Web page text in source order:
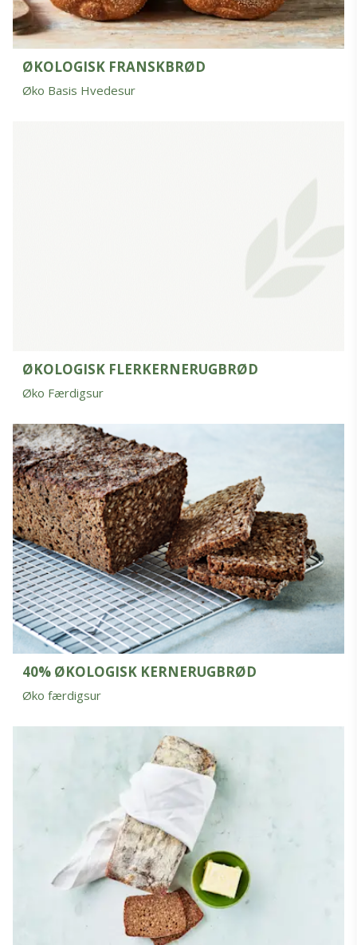
ØKOLOGISK FRANSKBRØD
Øko Basis Hvedesur
ØKOLOGISK FLERKERNERUGBRØD
Øko Færdigsur
40% ØKOLOGISK KERNERUGBRØD
Øko færdigsur